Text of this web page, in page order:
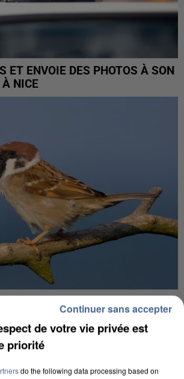
ET ENVOIE DES PHOTOS À SON
À NICE
CES CANICULES, LES REFUGES
SONT...
de votre vie privée est
priorité
do the following data processing based on
Continuer sans accepter